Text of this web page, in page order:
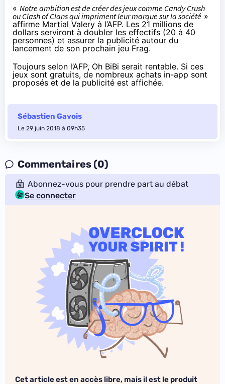
« Notre ambition est de créer des jeux comme Candy Crush
ou Clash of Clans qui impriment leur marque sur la société »
affirme Martial Valery à l’AFP. Les 21 millions de
dollars serviront à doubler les effectifs (20 à 40
personnes) et assurer la publicité autour du
lancement de son prochain jeu Frag.
Toujours selon l’AFP, Oh BiBi serait rentable. Si ces
jeux sont gratuits, de nombreux achats in-app sont
proposés et de la publicité est affichée.
Sébastien Gavois
Le 29 juin 2018 à 09h35
Commentaires (0)
Abonnez-vous pour prendre part au débat
Se connecter
Cet article est en accès libre, mais il est le produit